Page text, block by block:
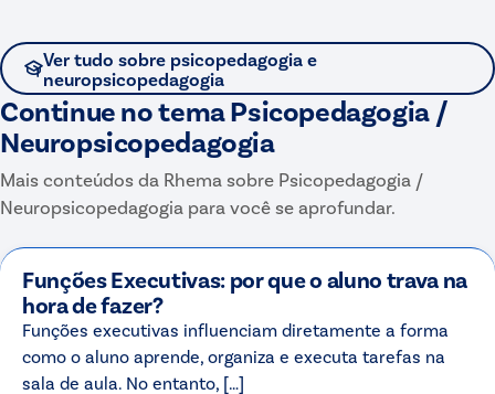
Ver tudo sobre psicopedagogia e
neuropsicopedagogia
Continue no temaPsicopedagogia /
Neuropsicopedagogia
Mais conteúdos da Rhema sobre Psicopedagogia /
Neuropsicopedagogia para você se aprofundar.
Funções Executivas: por que o aluno trava na
hora de fazer?
Funções executivas influenciam diretamente a forma
como o aluno aprende, organiza e executa tarefas na
sala de aula. No entanto, […]